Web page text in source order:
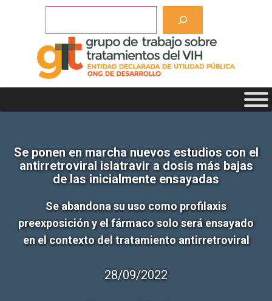
Se ponen en marcha nuevos estudios con el
antirretroviral islatravir a dosis más bajas
de las inicialmente ensayadas
Se abandona su uso como profilaxis
preexposición y el fármaco solo será ensayado
en el contexto del tratamiento antirretroviral
28/09/2022